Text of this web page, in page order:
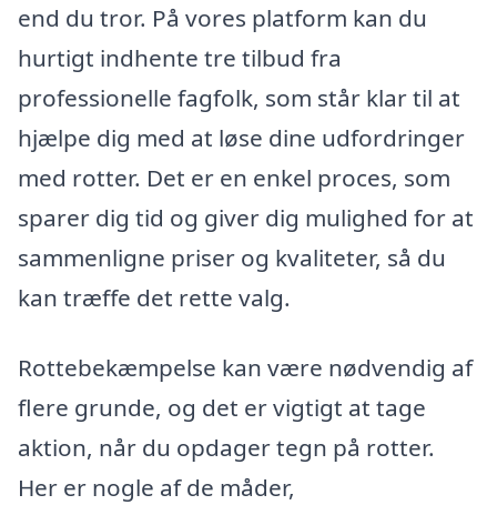
end du tror. På vores platform kan du
hurtigt indhente tre tilbud fra
professionelle fagfolk, som står klar til at
hjælpe dig med at løse dine udfordringer
med rotter. Det er en enkel proces, som
sparer dig tid og giver dig mulighed for at
sammenligne priser og kvaliteter, så du
kan træffe det rette valg.
Rottebekæmpelse kan være nødvendig af
flere grunde, og det er vigtigt at tage
aktion, når du opdager tegn på rotter.
Her er nogle af de måder,